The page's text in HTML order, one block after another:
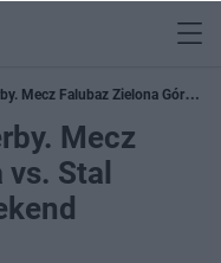
Mecz Falubaz Zielona Góra vs.
Mecz
Stal